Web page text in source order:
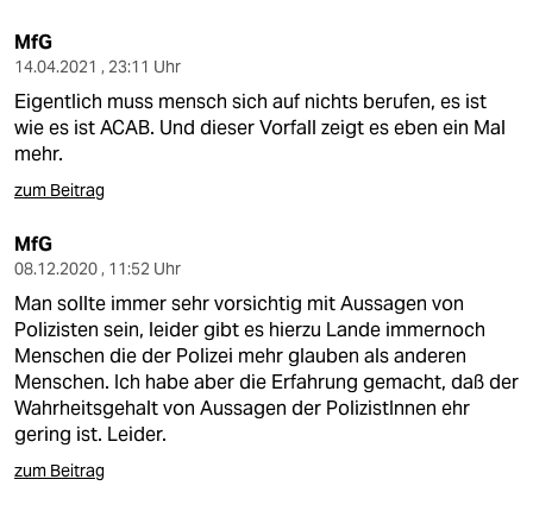
verlag
verlag
veranstaltungen
fragen & hilfe
unterstützen
abo
genossenschaft
epaper login
MfG
14.04.2021 , 23:11 Uhr
Eigentlich muss mensch sich auf nichts berufen, es ist
wie es ist ACAB. Und dieser Vorfall zeigt es eben ein Mal
mehr.
zum Beitrag
MfG
08.12.2020 , 11:52 Uhr
Man sollte immer sehr vorsichtig mit Aussagen von
Polizisten sein, leider gibt es hierzu Lande immernoch
Menschen die der Polizei mehr glauben als anderen
Menschen. Ich habe aber die Erfahrung gemacht, daß der
Wahrheitsgehalt von Aussagen der PolizistInnen ehr
gering ist. Leider.
zum Beitrag